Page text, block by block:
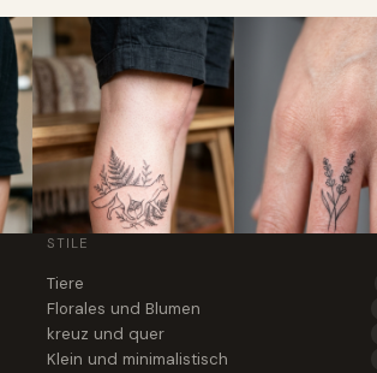
STILE
Tiere
Florales und Blumen
kreuz und quer
Klein und minimalistisch